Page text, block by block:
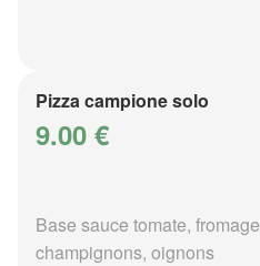
Pizza campione solo
9.00 €
Base sauce tomate,
champignons, oignons